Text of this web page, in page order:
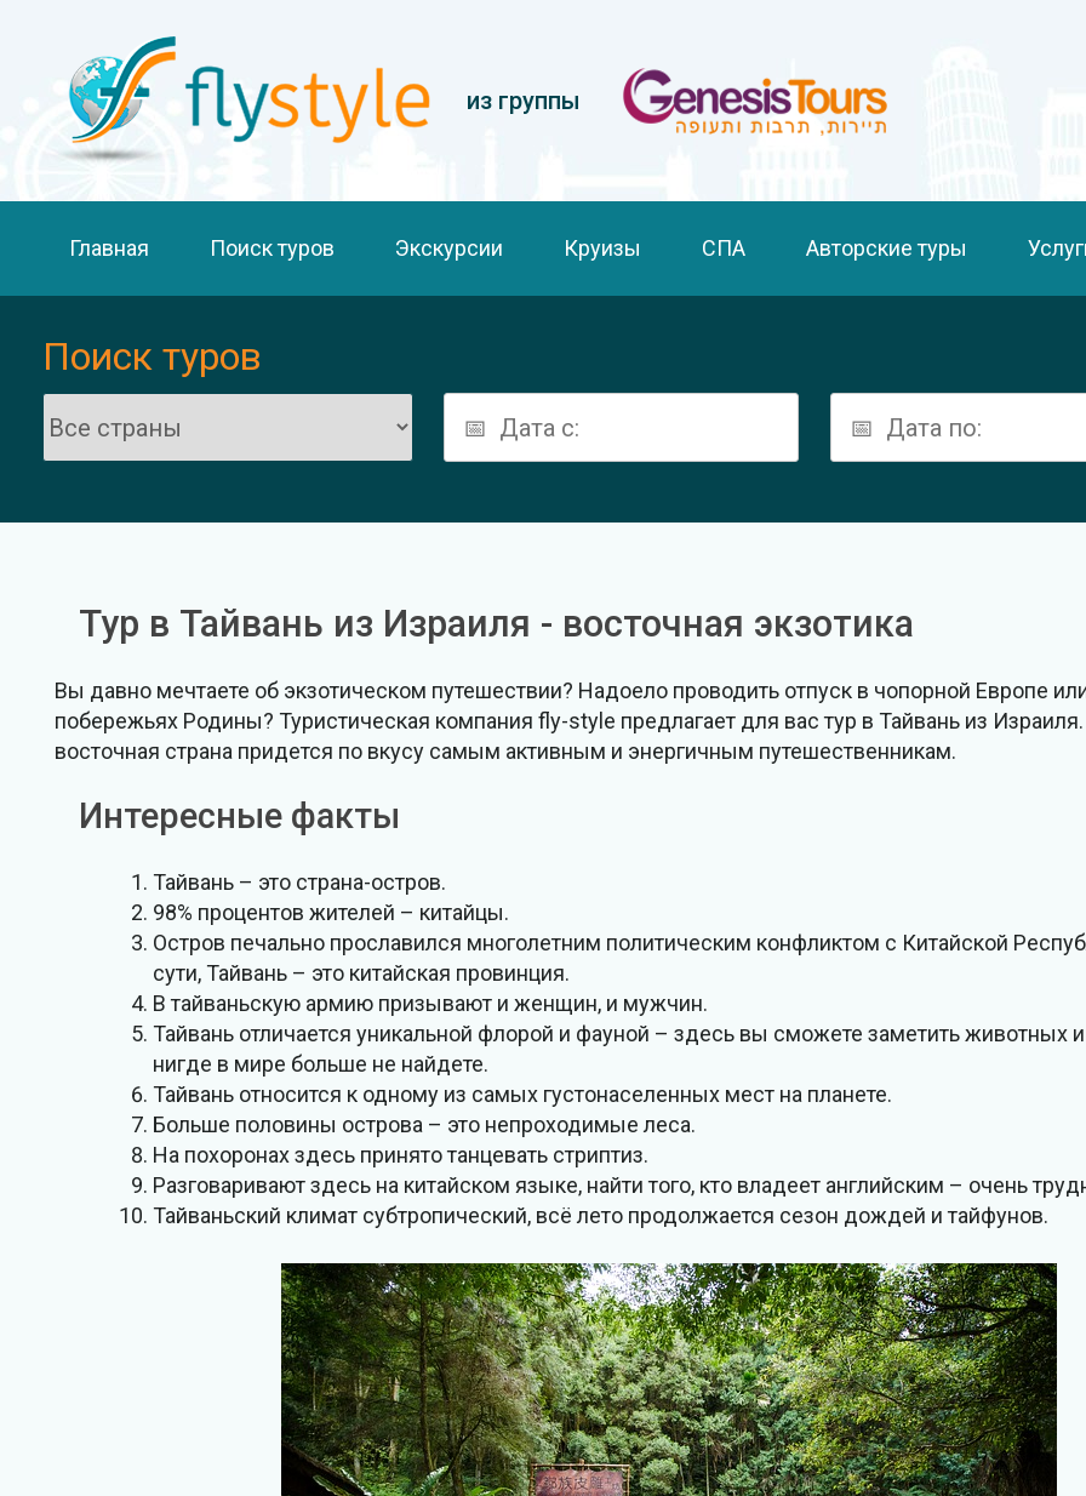
из группы
Главная Поиск туров Экскурсии Круизы СПА Авторские туры
Поиск туров
Тур в Тайвань из Израиля - восточная экзотика
Вы давно мечтаете об экзотическом путешествии? Надоело проводить отпуск в чопорной Европе
побережьях Родины? Туристическая компания fly-style предлагает для вас тур в Тайвань из
восточная страна придется по вкусу самым активным и энергичным путешественникам.
Интересные факты
Тайвань – это страна-остров.
98% процентов жителей – китайцы.
Остров печально прославился многолетним политическим конфликтом с Китайской
сути, Тайвань – это китайская провинция.
В тайваньскую армию призывают и женщин, и мужчин.
Тайвань отличается уникальной флорой и фауной – здесь вы сможете заметить животных и
нигде в мире больше не найдете.
Тайвань относится к одному из самых густонаселенных мест на планете.
Больше половины острова – это непроходимые леса.
На похоронах здесь принято танцевать стриптиз.
Разговаривают здесь на китайском языке, найти того, кто владеет английским – очень
Тайваньский климат субтропический, всё лето продолжается сезон дождей и тайфунов.